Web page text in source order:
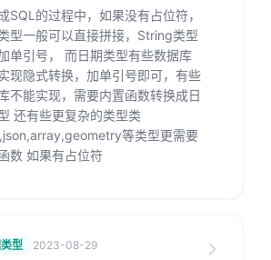
SQL的过程中，如果没有占位符，
型一般可以直接拼接，String类型
单引号， 而日期类型有些数据库
现隐式转换，加单引号即可，有些
不能实现，需要内置函数转换成日
还有些更复杂的类型类
等类型更需要
数 如果有占位符
型 ·2023-08-29